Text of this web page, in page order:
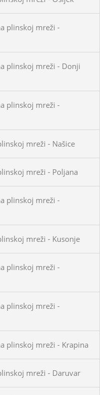
plinskoj mreži -
plinskoj mreži - Donji
plinskoj mreži -
mreži - Našice
mreži - Poljana
plinskoj mreži -
mreži - Kusonje
plinskoj mreži -
plinskoj mreži -
plinskoj mreži - Krapina
mreži - Daruvar